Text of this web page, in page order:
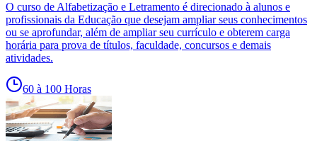
O curso de Alfabetização e Letramento é direcionado à alunos e
profissionais da Educação que desejam ampliar seus conhecimentos
ou se aprofundar, além de ampliar seu currículo e obterem carga
horária para prova de títulos, faculdade, concursos e demais
atividades.
60 à 100 Horas